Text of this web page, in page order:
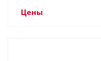
Цены